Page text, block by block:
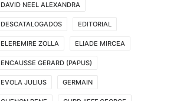
DAVID NEEL ALEXANDRA
DESCATALOGADOS EDITORIAL
ELEREMIRE ZOLLA ELIADE MIRCEA
ENCAUSSE GERARD (PAPUS)
EVOLA JULIUS GERMAIN